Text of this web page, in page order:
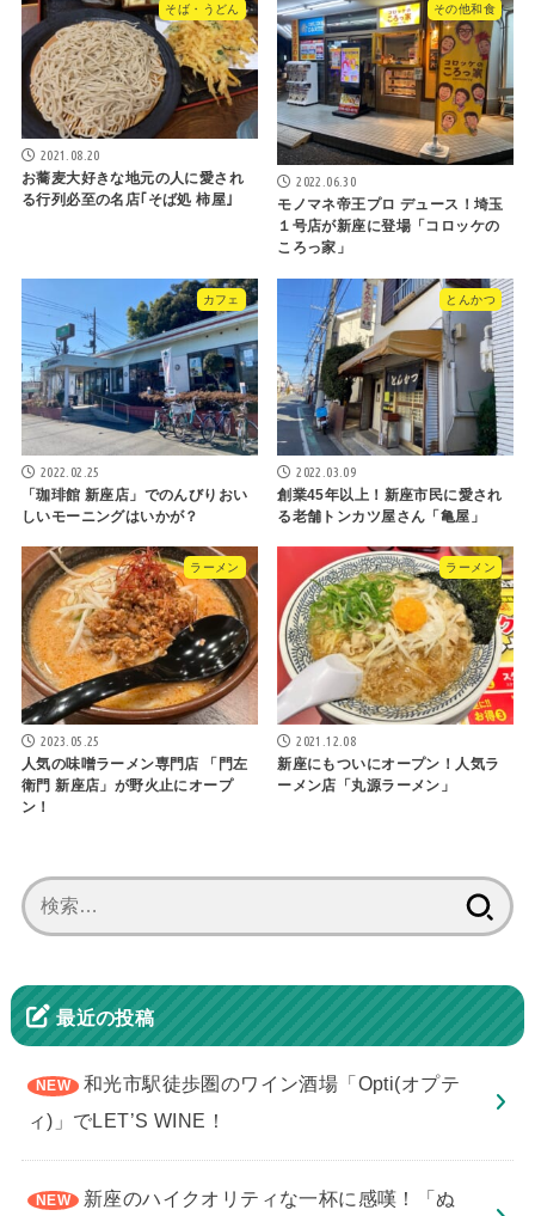
そば・うどん
2021.08.20
お蕎麦大好きな地元の人に愛され
る行列必至の名店｢そば処 柿屋｣
その他和食
2022.06.30
モノマネ帝王プロ デュース！埼玉
１号店が新座に登場「コロッケの
ころっ家」
カフェ
2022.02.25
「珈琲館 新座店」でのんびりおい
しいモーニングはいかが？
とんかつ
2022.03.09
創業45年以上！新座市民に愛され
る老舗トンカツ屋さん「亀屋」
ラーメン
2023.05.25
人気の味噌ラーメン専門店 「門左
衛門 新座店」が野火止にオープ
ン！
ラーメン
2021.12.08
新座にもついにオープン！人気ラ
ーメン店「丸源ラーメン」
索:
最近の投稿
和光市駅徒歩圏のワイン酒場「Opti(オプテ
ィ)」でLET’S WINE！
新座のハイクオリティな一杯に感嘆！「ぬ